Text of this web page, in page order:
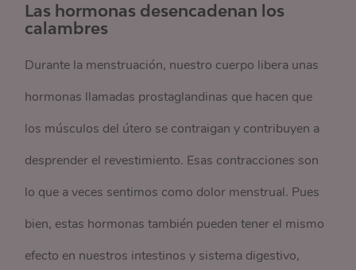
Las hormonas desencadenan los
calambres
Durante la menstruación, nuestro cuerpo libera unas
hormonas llamadas prostaglandinas que hacen que
los músculos del útero se contraigan y contribuyen a
desprender el revestimiento. Esas contracciones son
lo que a veces sentimos como dolor menstrual. Pues
bien, estas hormonas también pueden tener el mismo
efecto en nuestros intestinos y sistema digestivo,